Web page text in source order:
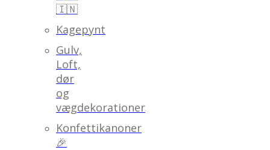
🇮🇳
Kagepynt
Gulv,
Loft,
dør
og
vægdekorationer
Konfettikanoner
🎉